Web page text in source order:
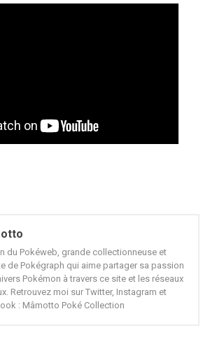
du Pokéweb, grande collectionneuse et
de Pokégraph qui aime partager sa passion
Pokémon à travers ce site et les réseaux
Retrouvez moi sur Twitter, Instagram et
: Mâmotto Poké Collection